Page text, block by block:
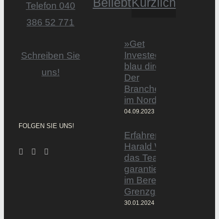
Telefon 040
386 52 771
Schreiben Sie
uns!
FOLGEN SIE UNS!
»Get
Invested by
blau direkt«:
Der
Branchentag
im Norden
04.09.2023
Erfahrener Experte
Harald Wesely stärkt
das Team von
garantiertmehrnetto.de
im Bereich
Grenzgänger
30.01.2024